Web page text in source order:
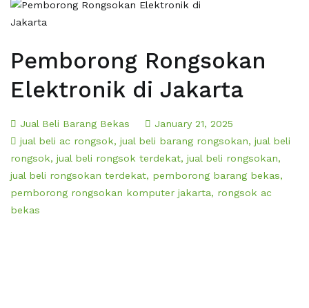
Pemborong Rongsokan
Elektronik di Jakarta
Jual Beli Barang Bekas
January 21, 2025
jual beli ac rongsok, jual beli barang rongsokan, jual beli
rongsok, jual beli rongsok terdekat, jual beli rongsokan,
jual beli rongsokan terdekat, pemborong barang bekas,
pemborong rongsokan komputer jakarta, rongsok ac
bekas